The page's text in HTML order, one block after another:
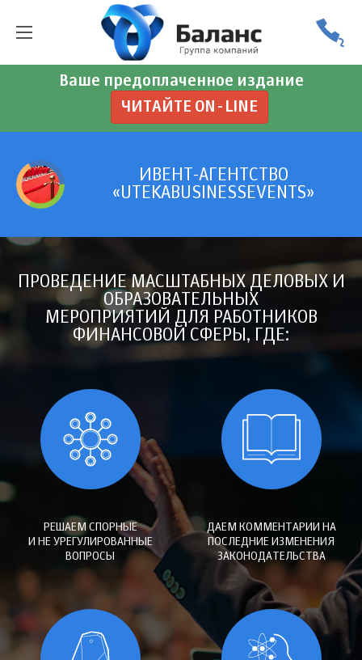
Ваше предоплаченное издание
ЧИТАЙТЕ ON-LINE
ИВЕНТ-АГЕНТСТВО
«UTEKABUSINESSEVENTS»
ПРОВЕДЕНИЕ МАСШТАБНЫХ ДЕЛОВЫХ И
ОБРАЗОВАТЕЛЬНЫХ
МЕРОПРИЯТИЙ ДЛЯ РАБОТНИКОВ
ФИНАНСОВОЙ СФЕРЫ, ГДЕ:
РЕШАЕМ СПОРНЫЕ
И НЕ УРЕГУЛИРОВАННЫЕ
ВОПРОСЫ
ДАЕМ КОММЕНТАРИИ НА
ПОСЛЕДНИЕ ИЗМЕНЕНИЯ
ЗАКОНОДАТЕЛЬСТВА